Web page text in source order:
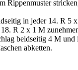
Rippenmuster
in jeder 14. R 5
R 2 x 1 M
beidseitig 4 M
abketten.